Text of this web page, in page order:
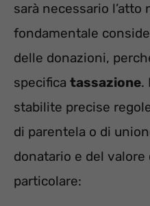
sarà necessario l’atto
fondamentale
delle donazioni,
specifica tassazione.
stabilite precise
di parentela o di
donatario e del valore
particolare: